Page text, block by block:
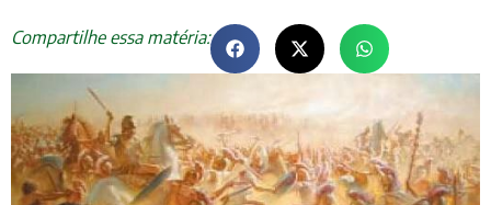
Compartilhe essa matéria: